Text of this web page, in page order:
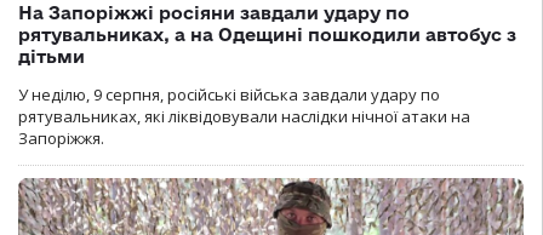
На Запоріжжі росіяни завдали удару по
рятувальниках, а на Одещині пошкодили автобус з
дітьми
У неділю, 9 серпня, російські війська завдали удару по
рятувальниках, які ліквідовували наслідки нічної атаки на
Запоріжжя.